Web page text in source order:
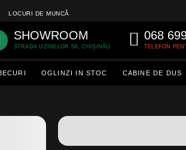
LOCURI DE MUNCĂ
SHOWROOM
STRADA UZINELOR 5A, CHIȘINĂU
068
TELEFON
OGLINZI IN STOC CABINE DE DUS